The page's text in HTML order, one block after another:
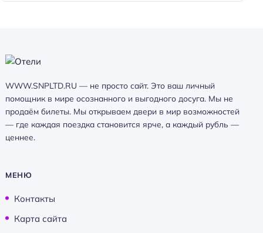
WWW.SNPLTD.RU — не просто сайт. Это ваш личный
помощник в мире осознанного и выгодного досуга. Мы не
продаём билеты. Мы открываем двери в мир возможностей
— где каждая поездка становится ярче, а каждый рубль —
ценнее.
МЕНЮ
Контакты
Карта сайта